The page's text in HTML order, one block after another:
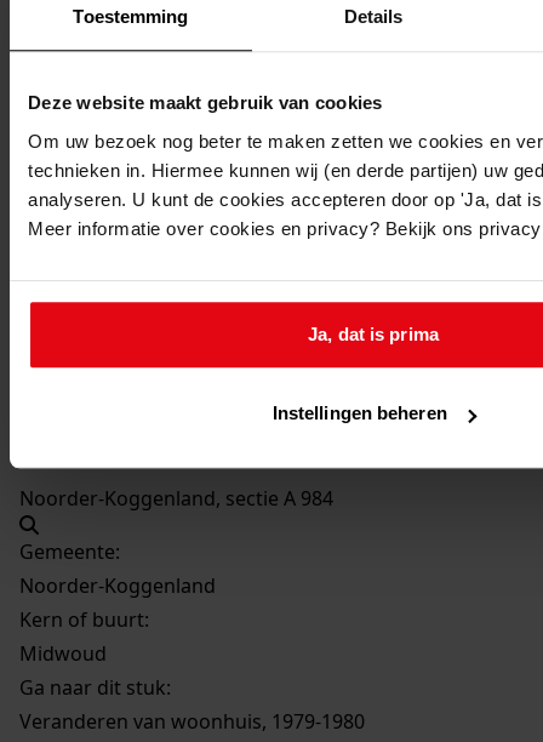
Toestemming Details
Deze website maakt gebruik van cookies
Om uw bezoek nog beter te maken zetten we cookies en
technieken in. Hiermee kunnen wij (en derde partijen) uw
analyseren. U kunt de cookies accepteren door op 'Ja, dat
Meer informatie over cookies en privacy? Bekijk ons
Ja, dat is prima
Instellingen beheren
1979-1980
Beschrijving:
28-08-1979
Adres:
Nieuw adres:
Midwoud, Buurt 8
Noorder-Koggenland, sectie A 984
Gemeente:
Noorder-Koggenland
Kern of buurt:
Midwoud
Ga naar dit stuk:
Veranderen van woonhuis, 1979-1980